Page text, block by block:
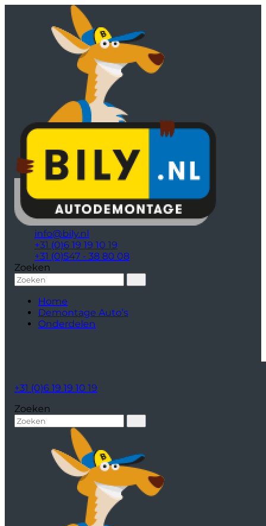
info@bily.nl
+31 (0)6 19 19 10 19
+31 (0)547 - 38 80 08
Zoeken
Home
Demontage Auto’s
Onderdelen
+31 (0)6 19 19 10 19
Zoeken